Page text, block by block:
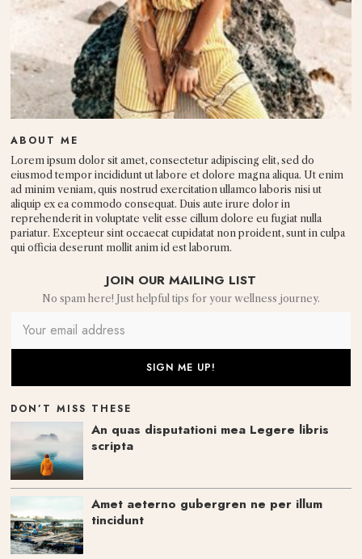
ABOUT ME
Lorem ipsum dolor sit amet, consectetur adipiscing elit, sed do
eiusmod tempor incididunt ut labore et dolore magna aliqua. Ut enim
ad minim veniam, quis nostrud exercitation ullamco laboris nisi ut
aliquip ex ea commodo consequat. Duis aute irure dolor in
reprehenderit in voluptate velit esse cillum dolore eu fugiat nulla
pariatur. Excepteur sint occaecat cupidatat non proident, sunt in culpa
qui officia deserunt mollit anim id est laborum.
JOIN OUR MAILING LIST
No spam here! Just helpful tips for your wellness journey.
DON’T MISS THESE
An quas disputationi mea Legere libris
scripta
Amet aeterno gubergren ne per illum
tincidunt